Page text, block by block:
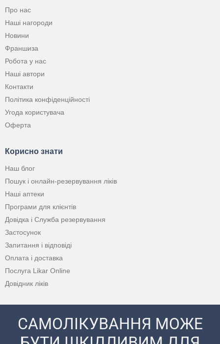
Про нас
Наші нагороди
Новини
Франшиза
Робота у нас
Наші автори
Контакти
Політика конфіденційності
Угода користувача
Оферта
Корисно знати
Наш блог
Пошук і онлайн-резервування ліків
Наші аптеки
Програми для клієнтів
Довідка і Служба резервування
Застосунок
Запитання і відповіді
Оплата і доставка
Послуга Likar Online
Довідник ліків
САМОЛІКУВАННЯ МОЖЕ